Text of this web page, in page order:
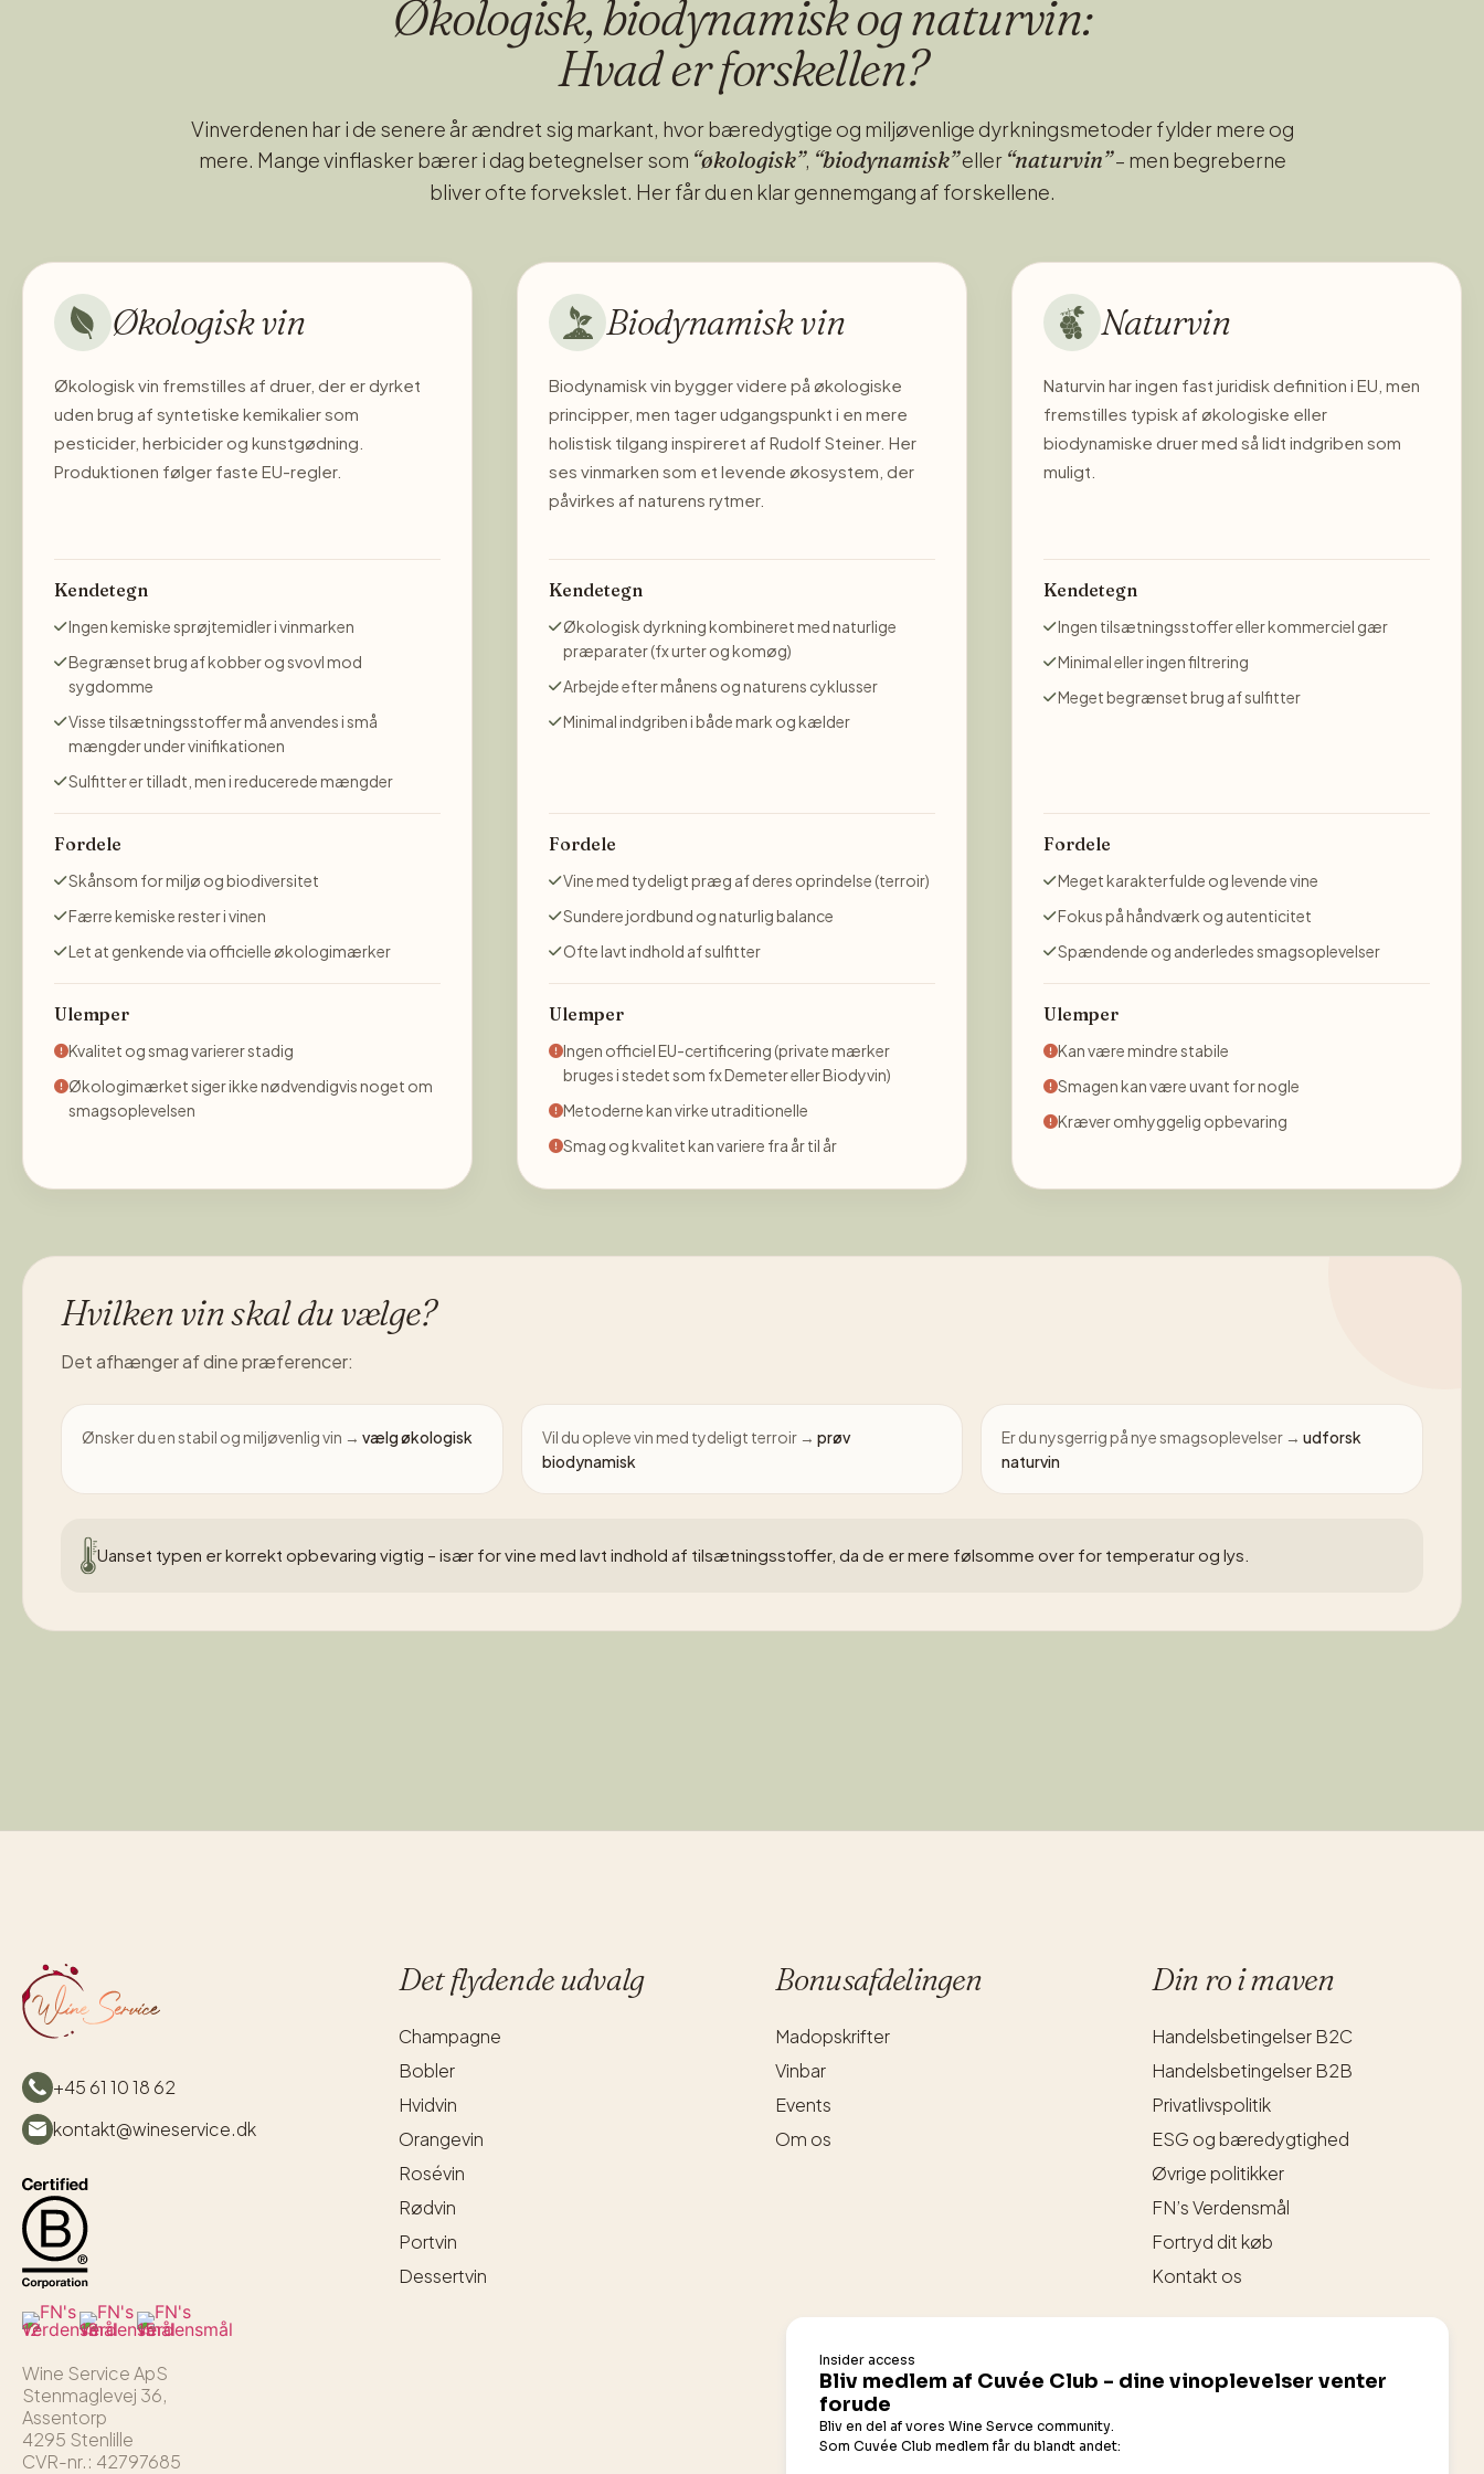
håndkraft så man ikke knuser druerne og gæringen allerede går i gang. Fermenteringen foregår ved lave
temperaturer og i 500 liters egetræsfade. Man “stikker” til mosten / Batonnage i 12 dage hvor mosten tager farve
og smag af drueskallerne. Herefter fyldes mosten på franske egetræsfade á 225 Liters. Man har minimal
involvering i druernes vækst og naturen får lov til, at gå sin gang. Man benytter kun natur gær, minimal filtrering og
efterfølgende lader vinen hviler 3 måneder på flaske inden den er klar til videre salg.
Økologisk, biodynamisk og naturvin:
Hvad er forskellen?
Vinverdenen har i de senere år ændret sig markant, hvor bæredygtige og miljøvenlige dyrkningsmetoder fylder mere og
mere. Mange vinflasker bærer i dag betegnelser som “økologisk”, “biodynamisk”eller “naturvin”– men begreberne
bliver ofte forvekslet. Her får du en klar gennemgang af forskellene.
Økologisk vin
Økologisk vin fremstilles af druer, der er dyrket
uden brug af syntetiske kemikalier som
pesticider, herbicider og kunstgødning.
Produktionen følger faste EU-regler.
Kendetegn
Ingen kemiske sprøjtemidler i vinmarken
Begrænset brug af kobber og svovl mod
sygdomme
Visse tilsætningsstoffer må anvendes i små
mængder under vinifikationen
Sulfitter er tilladt, men i reducerede mængder
Fordele
Skånsom for miljø og biodiversitet
Færre kemiske rester i vinen
Let at genkende via officielle økologimærker
Ulemper
Kvalitet og smag varierer stadig
Økologimærket siger ikke nødvendigvis noget om
smagsoplevelsen
Biodynamisk vin
Biodynamisk vin bygger videre på økologiske
principper, men tager udgangspunkt i en mere
holistisk tilgang inspireret af Rudolf Steiner. Her
ses vinmarken som et levende økosystem, der
påvirkes af naturens rytmer.
Kendetegn
Økologisk dyrkning kombineret med naturlige
præparater (fx urter og komøg)
Arbejde efter månens og naturens cyklusser
Minimal indgriben i både mark og kælder
Fordele
Vine med tydeligt præg af deres oprindelse (terroir)
Sundere jordbund og naturlig balance
Ofte lavt indhold af sulfitter
Ulemper
Ingen officiel EU-certificering (private mærker
bruges i stedet som fx Demeter eller Biodyvin)
Metoderne kan virke utraditionelle
Smag og kvalitet kan variere fra år til år
Naturvin
Naturvin har ingen fast juridisk definition i EU, men
fremstilles typisk af økologiske eller
biodynamiske druer med så lidt indgriben som
muligt.
Kendetegn
Ingen tilsætningsstoffer eller kommerciel gær
Minimal eller ingen filtrering
Meget begrænset brug af sulfitter
Fordele
Meget karakterfulde og levende vine
Fokus på håndværk og autenticitet
Spændende og anderledes smagsoplevelser
Ulemper
Kan være mindre stabile
Smagen kan være uvant for nogle
Kræver omhyggelig opbevaring
Hvilken vin skal du vælge?
Det afhænger af dine præferencer:
Ønsker du en stabil og miljøvenlig vin → vælg økologisk Vil du opleve vin med tydeligt terroir → prøv
biodynamisk
Er du nysgerrig på nye smagsoplevelser →udforsk
naturvin
Uanset typen er korrekt opbevaring vigtig – især for vine med lavt indhold af tilsætningsstoffer, da de er mere følsomme over for temperatur og lys.
+45 61 10 18 62
kontakt@wineservice.dk
Wine Service ApS
Stenmaglevej 36,
Assentorp
4295 Stenlille
CVR-nr.: 42797685
Det flydende udvalg
Champagne
Bobler
Hvidvin
Orangevin
Rosévin
Rødvin
Portvin
Dessertvin
Bonusafdelingen
Madopskrifter
Vinbar
Events
Om os
Din ro i maven
Handelsbetingelser B2C
Handelsbetingelser B2B
Privatlivspolitik
ESG og bæredygtighed
Øvrige politikker
FN’s Verdensmål
Fortryd dit køb
Kontakt os